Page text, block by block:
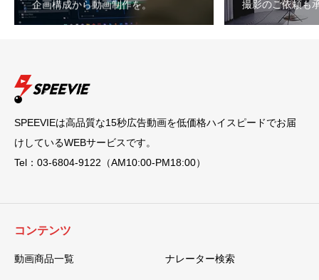
企画構成から動画制作を。 撮影のご依頼も
SPEEVIEは高品質な15秒広告動画を低価格ハイスピードでお届
けしているWEBサービスです。
Tel：03-6804-9122（AM10:00-PM18:00）
コンテンツ
動画商品一覧 ナレーター検索